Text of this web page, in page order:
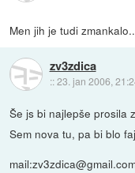
Men jih je tudi
zv3zdica
::23. jan 2006,
Še js bi najlepše prosila
Sem nova tu, pa bi blo